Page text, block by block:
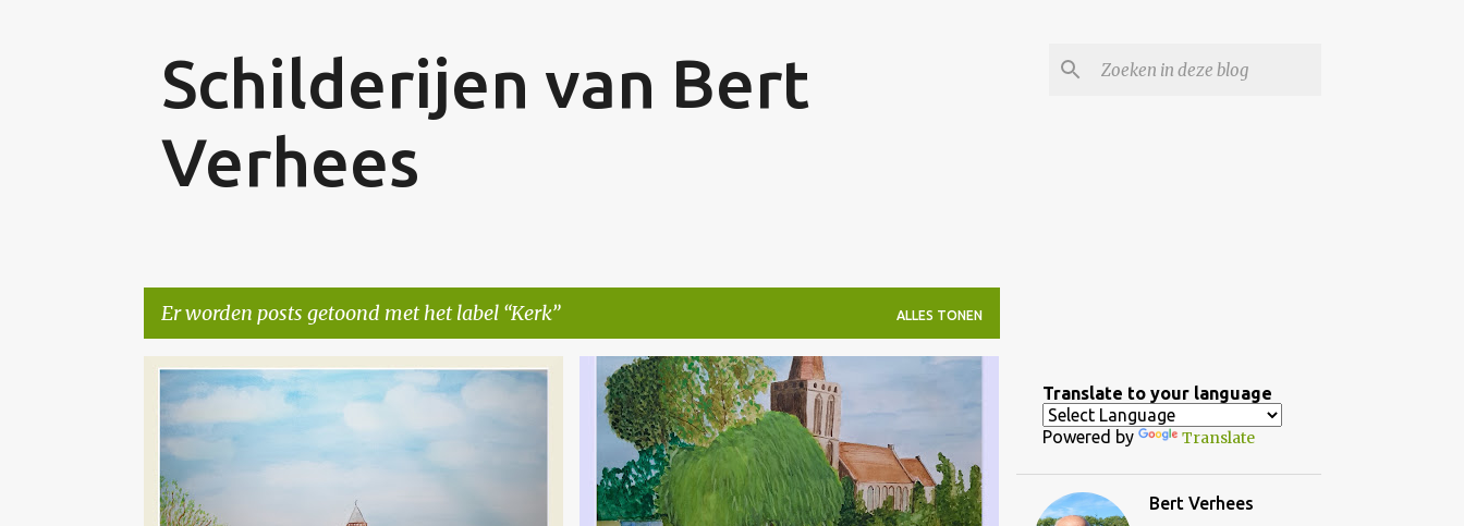
Schilderijen van Bert
Verhees
Er worden posts getoond met het label Kerk ALLES TONEN
NIET TE KOOP KERK NIET TE KOOP Translate to your language
Powered by Translate
Bert Verhees